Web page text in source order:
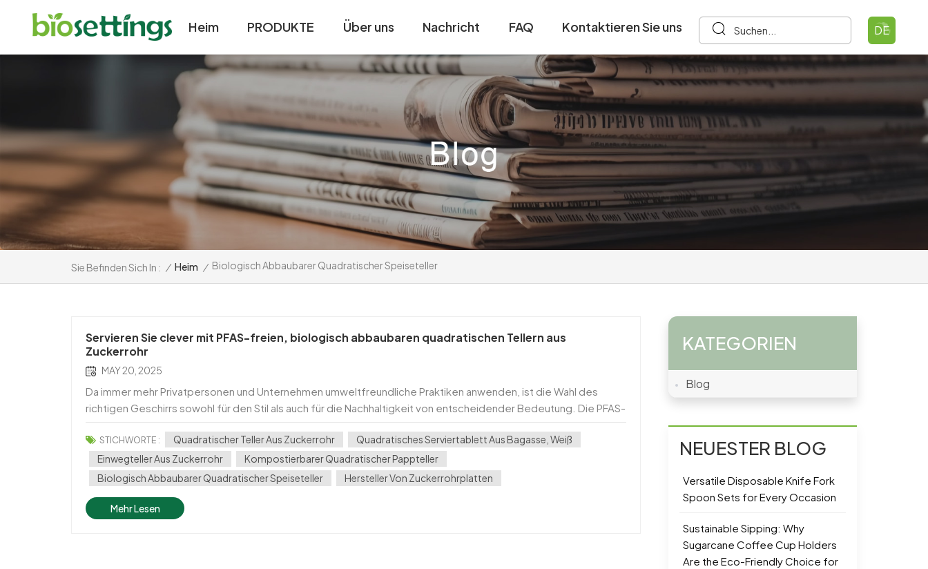
Heim PRODUKTE Über uns Nachricht FAQ Kontaktieren Sie uns DE
Sie Befinden Sich In : / Heim / Biologisch Abbaubarer Quadratischer Speiseteller
Servieren Sie clever mit PFAS-freien, biologisch abbaubaren quadratischen Tellern aus
Zuckerrohr
MAY 20, 2025
Da immer mehr Privatpersonen und Unternehmen umweltfreundliche Praktiken anwenden, ist die Wahl des
richtigen Geschirrs sowohl für den Stil als auch für die Nachhaltigkeit von entscheidender Bedeutung. Die PFAS-
freier, biologisch abbaubarer, kompostierbarer quadratischer Teller aus Zuckerrohr aus Bi...
STICHWORTE : Quadratischer Teller Aus Zuckerrohr
Quadratisches Serviertablett Aus Bagasse, Weiß
Einwegteller Aus Zuckerrohr
Kompostierbarer Quadratischer Pappteller
Biologisch Abbaubarer Quadratischer Speiseteller
Hersteller Von Zuckerrohrplatten
Mehr Lesen
KATEGORIEN
Blog
NEUESTER BLOG
Versatile Disposable Knife Fork
Spoon Sets for Every Occasion
Sustainable Sipping: Why
Sugarcane Coffee Cup Holders
Are the Eco-Friendly Choice for